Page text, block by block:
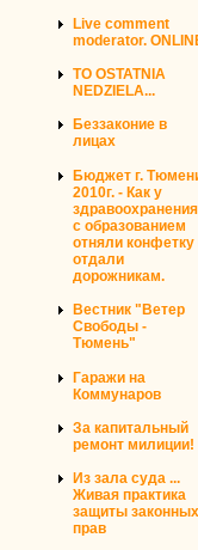
Live comment
moderator.
TO OSTATNIA
NEDZIELA...
Беззаконие в
лицах
Бюджет г.
2010г. - Как у
здравоохранения
с образованием
отняли конфетку
отдали
дорожникам.
Вестник "Ветер
Свободы -
Тюмень"
Гаражи на
Коммунаров
За капитальный
ремонт милиции!
Из зала суда ...
Живая практика
защиты законных
прав